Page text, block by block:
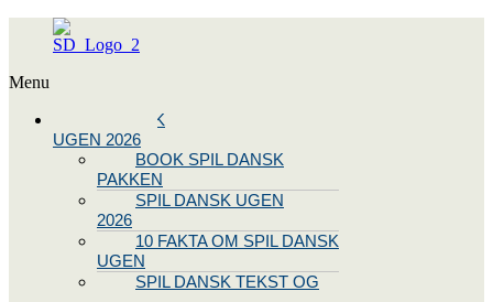
Menu
SPIL DANSK
UGEN 2026
BOOK SPIL DANSK
PAKKEN
SPIL DANSK UGEN
2026
10 FAKTA OM SPIL DANSK
UGEN
SPIL DANSK TEKST OG